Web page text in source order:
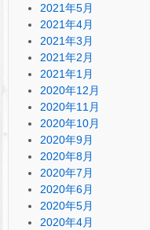
2021年5月
2021年4月
2021年3月
2021年2月
2021年1月
2020年12月
2020年11月
2020年10月
2020年9月
2020年8月
2020年7月
2020年6月
2020年5月
2020年4月